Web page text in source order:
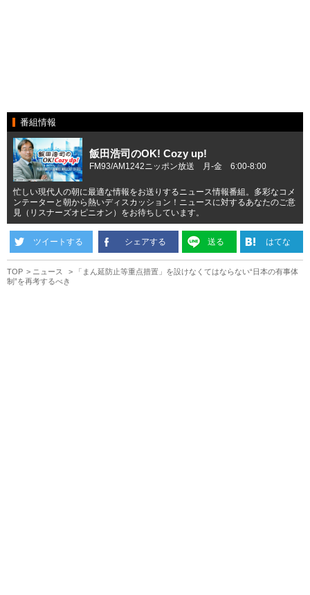
番組情報
飯田浩司のOK! Cozy up!
FM93/AM1242ニッポン放送 月-金 6:00-8:00
忙しい現代人の朝に最適な情報をお送りするニュース情報番組。多彩なコメ
ンテーターと朝から熱いディスカッション！ニュースに対するあなたのご意
見（リスナーズオピニオン）をお待ちしています。
ツイートする シェアする 送る はてな
TOP ニュース
「まん延防止等重点措置」を設けなくてはならない“日本の有事体
制”を再考するべき